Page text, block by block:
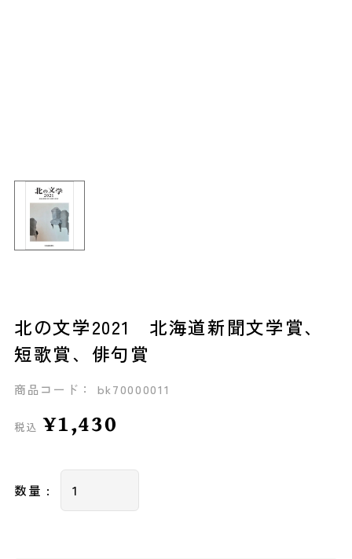
北の文学2021 北海道新聞文学賞、
短歌賞、俳句賞
商品コード： bk70000011
税込 ¥1,430
数量 :